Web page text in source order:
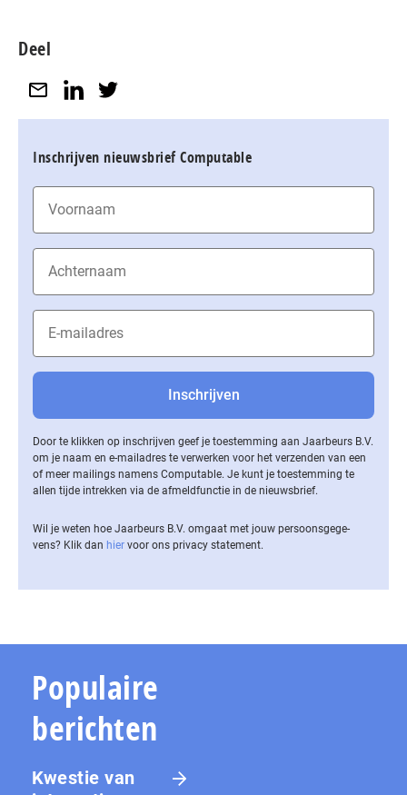
Deel
Inschrijven nieuwsbrief Computable
Door te klikken op inschrijven geef je toestemming aan Jaarbeurs B.V.
om je naam en e-mailadres te verwerken voor het verzenden van een
of meer mailings namens Computable. Je kunt je toestemming te
allen tijde intrekken via de af­meld­func­tie in de nieuwsbrief.
Wil je weten hoe Jaarbeurs B.V. omgaat met jouw per­soons­ge­ge­
vens? Klik dan hier voor ons privacy statement.
Populaire
berichten
Kwestie van